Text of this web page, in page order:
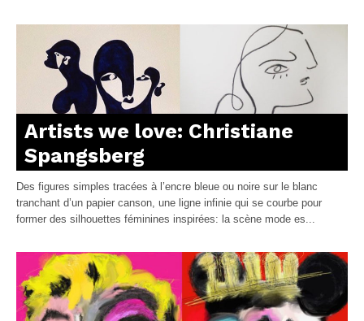
Artists we love: Christiane
Spangsberg
Des figures simples tracées à l’encre bleue ou noire sur le blanc
tranchant d’un papier canson, une ligne infinie qui se courbe pour
former des silhouettes féminines inspirées: la scène mode es...